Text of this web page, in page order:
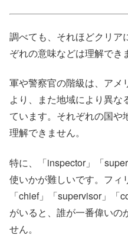
調べても、それほどクリア
ぞれの意味などは理解でき
軍や警察官の階級は、アメ
より、また地域により異な
ています。それぞれの国や
理解できません。
特に、「inspector」「
使いかが難しいです。フィ
「chief」「supervisor」「
がいると、誰が一番偉いの
せん。